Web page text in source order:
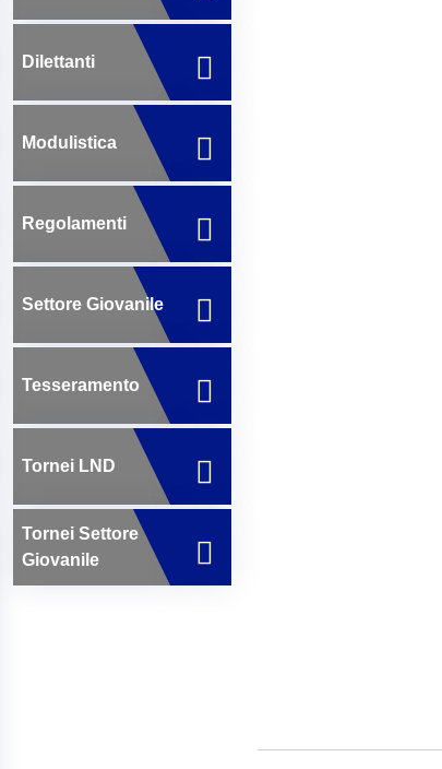
Dilettanti
Modulistica
Regolamenti
Settore Giovanile
Tesseramento
Tornei LND
Tornei Settore
Giovanile